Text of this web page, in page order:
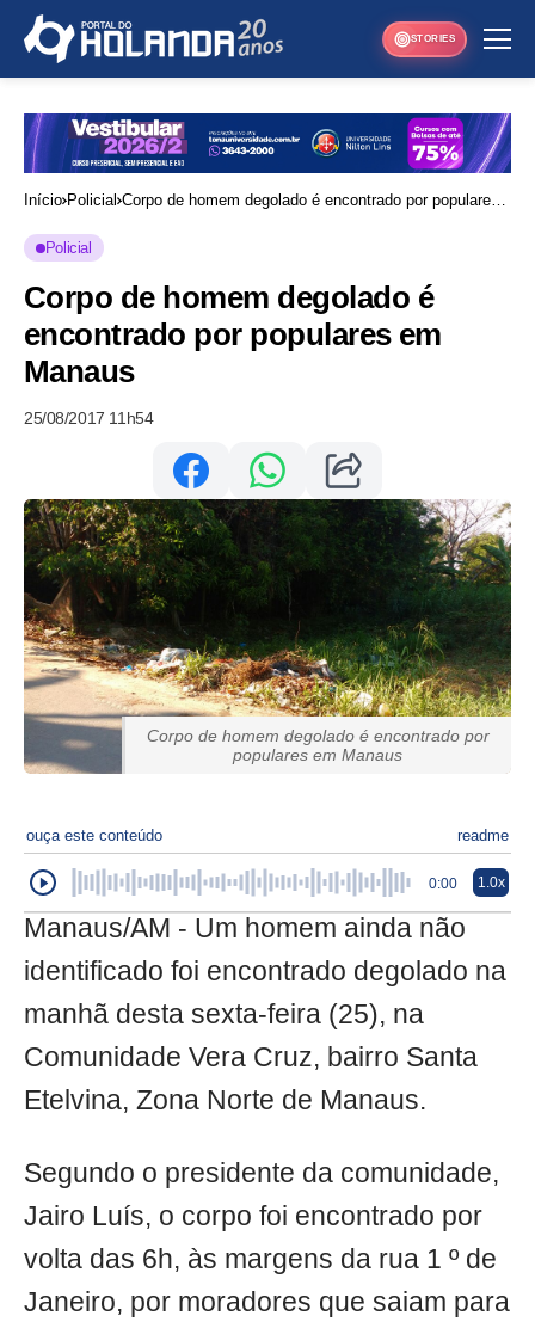
STORIES
Início Policial Corpo de homem degolado é encontrado por populares
Policial
Corpo de homem degolado é
encontrado por populares em
Manaus
25/08/2017 11h54
Corpo de homem degolado é encontrado por
populares em Manaus
ouça este conteúdo readme
0:00 1.0x
Manaus/AM - Um homem ainda não
identificado foi encontrado degolado na
manhã desta sexta-feira (25), na
Comunidade Vera Cruz, bairro Santa
Etelvina, Zona Norte de Manaus.
Segundo o presidente da comunidade,
Jairo Luís, o corpo foi encontrado por
volta das 6h, às margens da rua 1 º de
Janeiro, por moradores que saiam para